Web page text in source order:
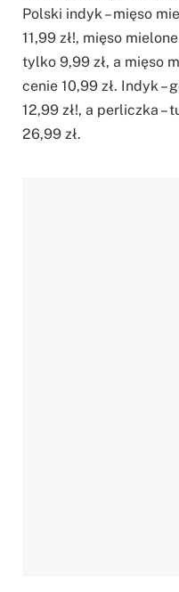
Polski indyk – mięso
11,99 zł!, mięso
tylko 9,99 zł, a mięso
cenie 10,99 zł. Indyk –
12,99 zł!, a perliczka –
26,99 zł.